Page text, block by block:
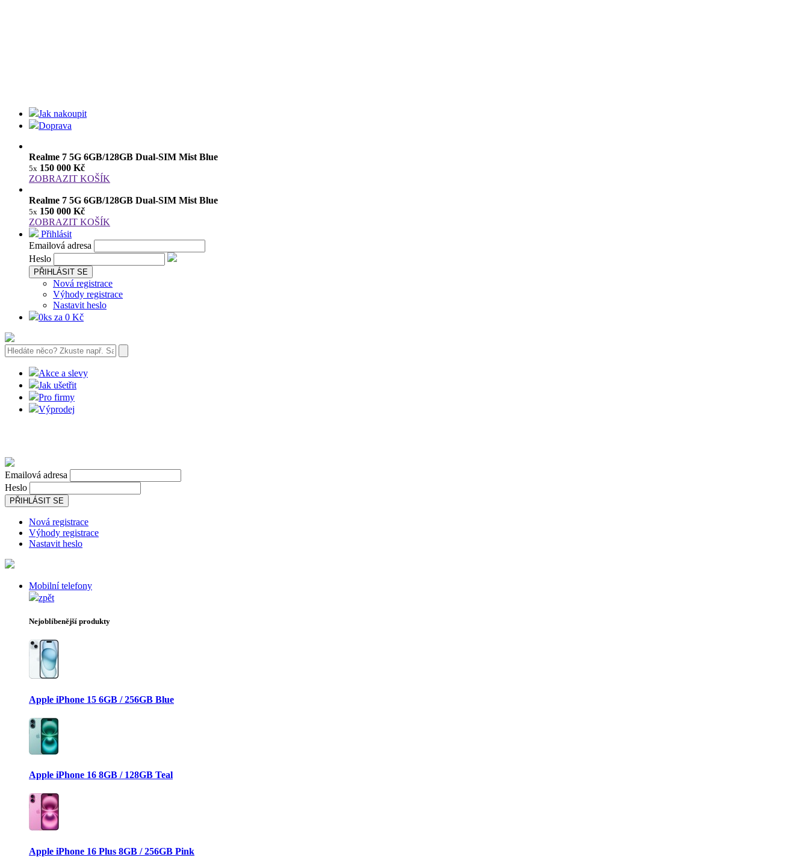
Jak nakoupit
Doprava
Realme 7 5G 6GB/128GB Dual-SIM Mist Blue
5x 150 000 Kč
ZOBRAZIT KOŠÍK
Realme 7 5G 6GB/128GB Dual-SIM Mist Blue
5x 150 000 Kč
ZOBRAZIT KOŠÍK
Přihlásit
Emailová adresa
Heslo
PŘIHLÁSIT SE
Nová registrace
Výhody registrace
Nastavit heslo
0ks za 0 Kč
Akce a slevy
Jak ušetřit
Pro firmy
Výprodej
Emailová adresa
Heslo
PŘIHLÁSIT SE
Nová registrace
Výhody registrace
Nastavit heslo
Mobilní telefony
zpět
Nejoblíbenější produkty
Apple iPhone 15 6GB / 256GB Blue
Apple iPhone 16 8GB / 128GB Teal
Apple iPhone 16 Plus 8GB / 256GB Pink